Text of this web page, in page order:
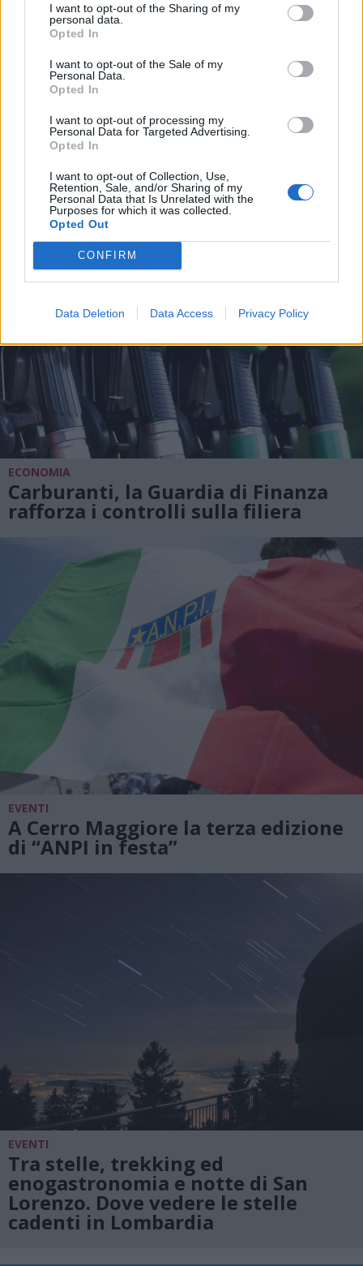
I want to opt-out of the Sharing of my
personal data.
Opted In
I want to opt-out of the Sale of my
Personal Data.
Opted In
I want to opt-out of processing my
Personal Data for Targeted Advertising.
Opted In
I want to opt-out of Collection, Use,
Retention, Sale, and/or Sharing of my
Personal Data that Is Unrelated with the
Purposes for which it was collected.
Opted Out
CONFIRM
Data Deletion Data Access Privacy Policy
ALTO MILANESE
102mila euro raccolti e più di 1.200
donatori: 8 progetti finanziati
grazie al crowdfunding della BCC
ECONOMIA
Carburanti, la Guardia di Finanza
rafforza i controlli sulla filiera
EVENTI
A Cerro Maggiore la terza edizione
di “ANPI in festa”
EVENTI
Tra stelle, trekking ed
enogastronomia e notte di San
Lorenzo. Dove vedere le stelle
cadenti in Lombardia